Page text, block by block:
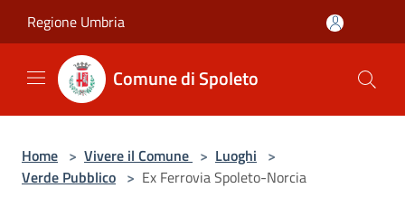
Regione Umbria
Comune di Spoleto
Home > Vivere il Comune > Luoghi >
Verde Pubblico > Ex Ferrovia Spoleto-Norcia